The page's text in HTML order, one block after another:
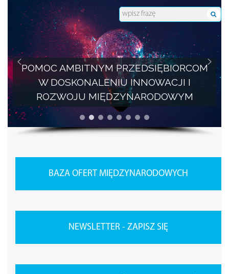
POMOC AMBITNYM PRZEDSIĘBIORCOM
W DOSKONALENIU INNOWACJI I
ROZWOJU MIĘDZYNARODOWYM
BAZA OFERT MIĘDZYNARODOWYCH
NEWSLETTER - ZAPISZ SIĘ